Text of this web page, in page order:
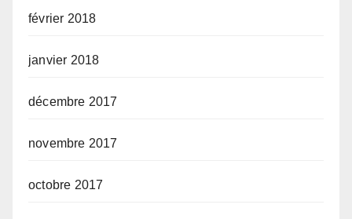
février 2018
janvier 2018
décembre 2017
novembre 2017
octobre 2017